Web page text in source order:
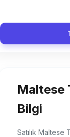
Maltese
Bilgi
Satılık